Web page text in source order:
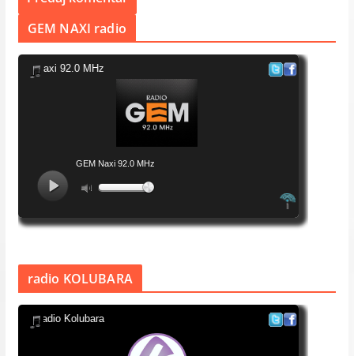
GEM NAXI radio
radio KOLUBARA